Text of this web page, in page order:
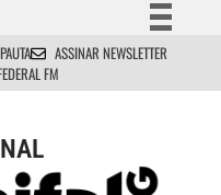
Simplifique!
Comunica BR
Acesso à informação
Legislação
ASSINAR NEWSLETTER
FM